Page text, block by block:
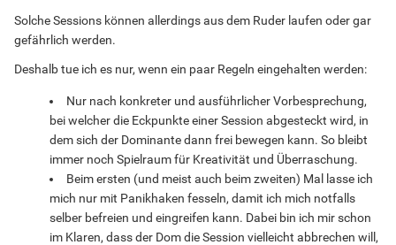
Solche Sessions können allerdings aus dem Ruder laufen oder gar
gefährlich werden.
Deshalb tue ich es nur, wenn ein paar Regeln eingehalten werden:
Nur nach konkreter und ausführlicher Vorbesprechung,
bei welcher die Eckpunkte einer Session abgesteckt wird, in
dem sich der Dominante dann frei bewegen kann. So bleibt
immer noch Spielraum für Kreativität und Überraschung.
Beim ersten (und meist auch beim zweiten) Mal lasse ich
mich nur mit Panikhaken fesseln, damit ich mich notfalls
selber befreien und eingreifen kann. Dabei bin ich mir schon
im Klaren, dass der Dom die Session vielleicht abbrechen will,